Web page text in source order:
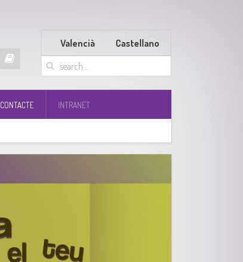
Valencià Castellano
CONTACTE INTRANET